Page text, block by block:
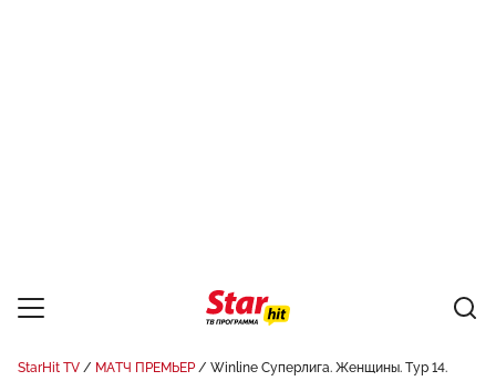
StarHit TV МАТЧ ПРЕМЬЕР
Winline Суперлига. Женщины. Тур 14.